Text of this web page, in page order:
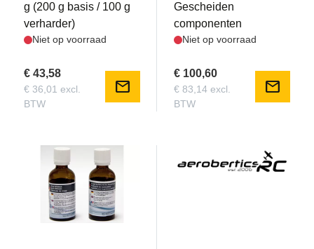
g (200 g basis / 100 g
verharder)
Niet op voorraad
€ 43,58
€ 36,01 excl.
BTW
mail
Gescheiden
componenten
Niet op voorraad
€ 100,60
€ 83,14 excl.
BTW
mail